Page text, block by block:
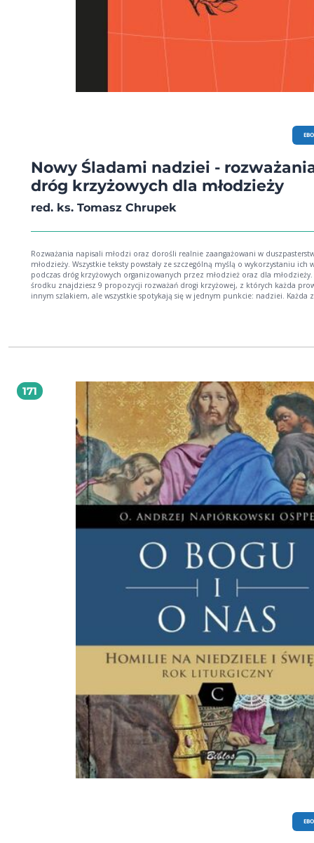
Nowy Śladami nadziei -
dróg krzyżowych dla młodzieży
red. ks. Tomasz Chrupek
Rozważania napisali młodzi oraz dorośli realnie zaangażowani w
młodzieży. Wszystkie teksty powstały ze szczególną myślą o wykorzystaniu ich
podczas dróg krzyżowych organizowanych przez młodzież oraz dla młodzieży.
środku znajdziesz 9 propozycji rozważań drogi krzyżowej, z których każda
innym szlakiem, ale wszystkie spotykają się w jednym punkcie: nadziei. Każda
nabożeństw wielkopostnych, na rekolekcjach i czuwaniach, wszędzie tam, gdzie
śladami nadziei.
171